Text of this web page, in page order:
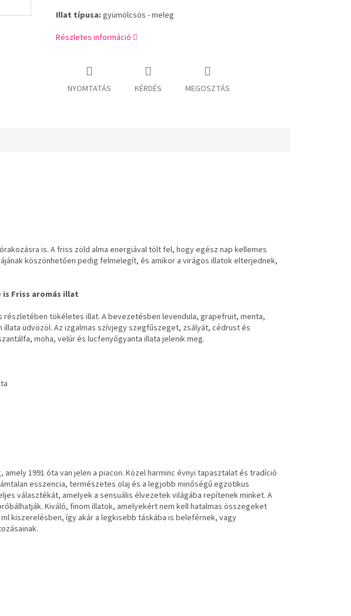
Illat típusa: gyümölcsös - meleg
Részletes információ
NYOMTATÁS KÉRDÉS MEGOSZTÁS
is. A friss zöld alma energiával tölt fel, hogy egész nap kellemes
köszönhetően pedig felmelegít, és amikor a virágos illatok elterjednek,
is Friss aromás illat
részletében tökéletes illat. A bevezetésben levendula, grapefruit, menta,
üdvözöl. Az izgalmas szívjegy szegfűszeget, zsályát, cédrust és
moha, velúr és lucfenyőgyanta illata jelenik meg.
1991 óta van jelen a piacon. Közel harminc évnyi tapasztalat és tradíció
esszencia, természetes olaj és a legjobb minőségű egzotikus
választékát, amelyek a sensuális élvezetek világába repítenek minket. A
Kiváló, finom illatok, amelyekért nem kell hatalmas összegeket
kiszerelésben, így akár a legkisebb táskába is beleférnek, vagy